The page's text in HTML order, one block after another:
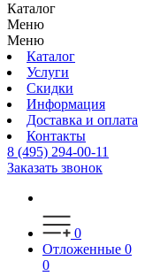
Каталог
Меню
Меню
Каталог
Услуги
Скидки
Информация
Доставка и оплата
Контакты
8 (495) 294-00-11
Заказать звонок
0
Отложенные 0
0